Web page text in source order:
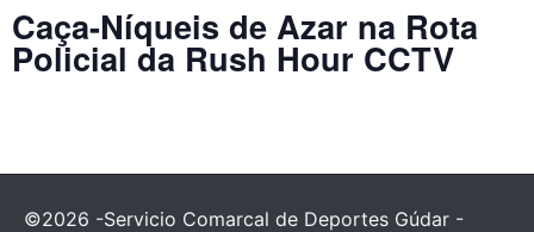
Caça-Níqueis de Azar na Rota
Policial da Rush Hour CCTV
©2026 -Servicio Comarcal de Deportes Gúdar -